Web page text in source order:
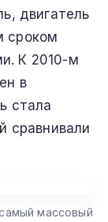
двигатель
сроком
К 2010-м
в
стала
сравнивали
массовый